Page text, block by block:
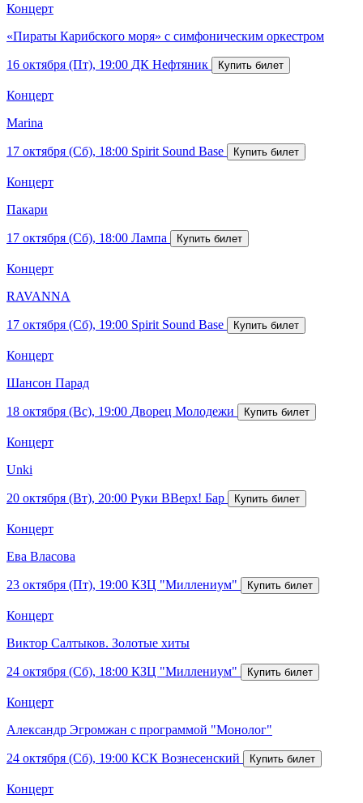
Концерт
«Пираты Карибского моря» с симфоническим оркестром
16 октября (Пт), 19:00 ДК Нефтяник
Концерт
Marina
17 октября (Сб), 18:00 Spirit Sound Base
Концерт
Пакари
17 октября (Сб), 18:00 Лампа
Концерт
RAVANNA
17 октября (Сб), 19:00 Spirit Sound Base
Концерт
Шансон Парад
18 октября (Вс), 19:00 Дворец Молодежи
Концерт
Unki
20 октября (Вт), 20:00 Руки ВВерх! Бар
Концерт
Ева Власова
23 октября (Пт), 19:00 КЗЦ "Миллениум"
Концерт
Виктор Салтыков. Золотые хиты
24 октября (Сб), 18:00 КЗЦ "Миллениум"
Концерт
Александр Эгромжан с программой "Монолог"
24 октября (Сб), 19:00 КСК Вознесенский
Концерт